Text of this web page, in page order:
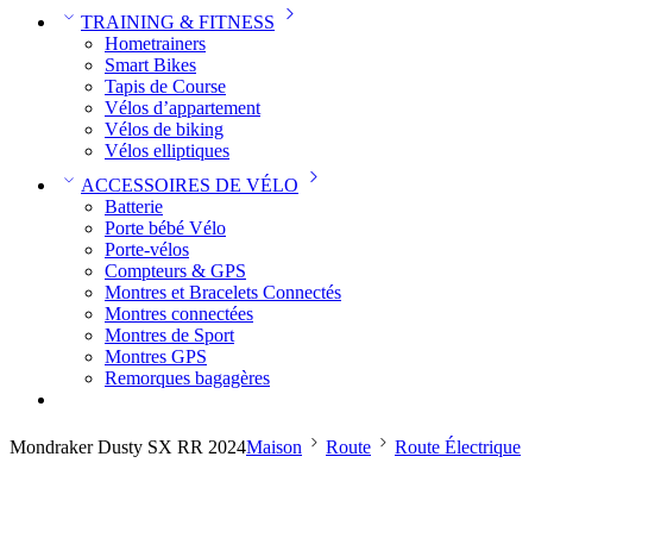
TRAINING & FITNESS
Hometrainers
Smart Bikes
Tapis de Course
Vélos d’appartement
Vélos de biking
Vélos elliptiques
ACCESSOIRES DE VÉLO
Batterie
Porte bébé Vélo
Porte-vélos
Compteurs & GPS
Montres et Bracelets Connectés
Montres connectées
Montres de Sport
Montres GPS
Remorques bagagères
Mondraker Dusty SX RR 2024Maison Route Route Électrique